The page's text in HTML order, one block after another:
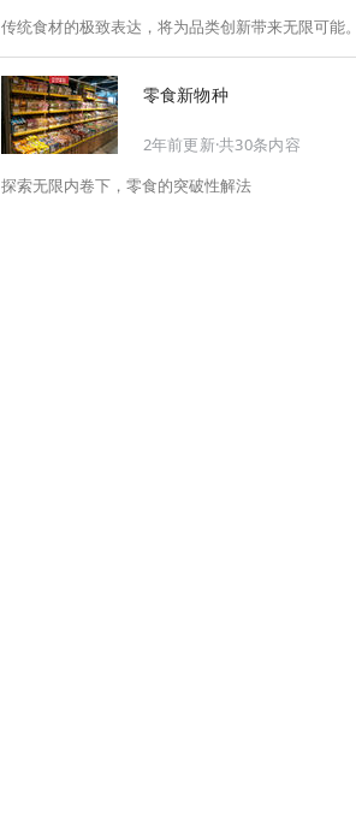
南。
传统食材的极致表达，将为品类创新带来无限可能。
零食新物种
2年前更新·共30条内容
探索无限内卷下，零食的突破性解法